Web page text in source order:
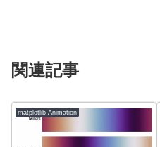
関連記事
matplotlib Animation